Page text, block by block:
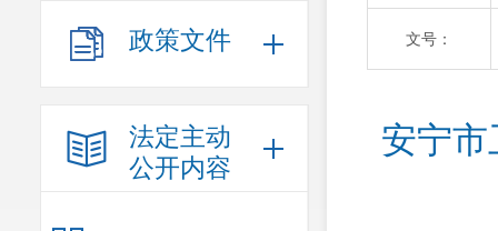
政策文件
法定主动
公开内容
文号：
安宁